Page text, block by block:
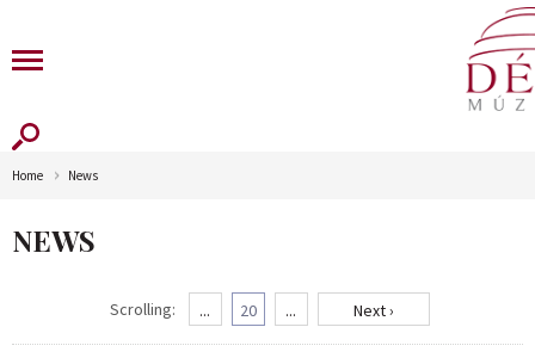
Home News
NEWS
Scrolling: ... 20 ... Next ›